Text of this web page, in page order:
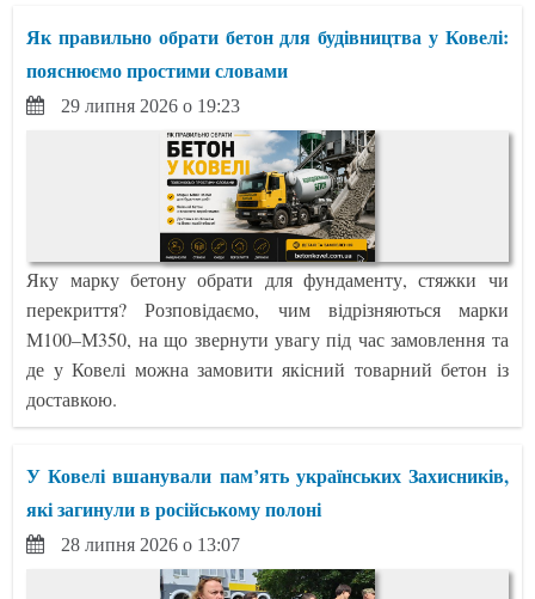
Як правильно обрати бетон для будівництва у Ковелі:
пояснюємо простими словами
29 липня 2026 о 19:23
Яку марку бетону обрати для фундаменту, стяжки чи
перекриття? Розповідаємо, чим відрізняються марки
М100–М350, на що звернути увагу під час замовлення та
де у Ковелі можна замовити якісний товарний бетон із
доставкою.
У Ковелі вшанували пам’ять українських Захисників,
які загинули в російському полоні
28 липня 2026 о 13:07